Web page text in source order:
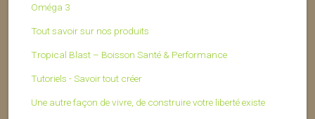
Oméga 3
Tout savoir sur nos produits
Tropical Blast – Boisson Santé & Performance
Tutoriels - Savoir tout créer
Une autre façon de vivre, de construire votre liberté existe